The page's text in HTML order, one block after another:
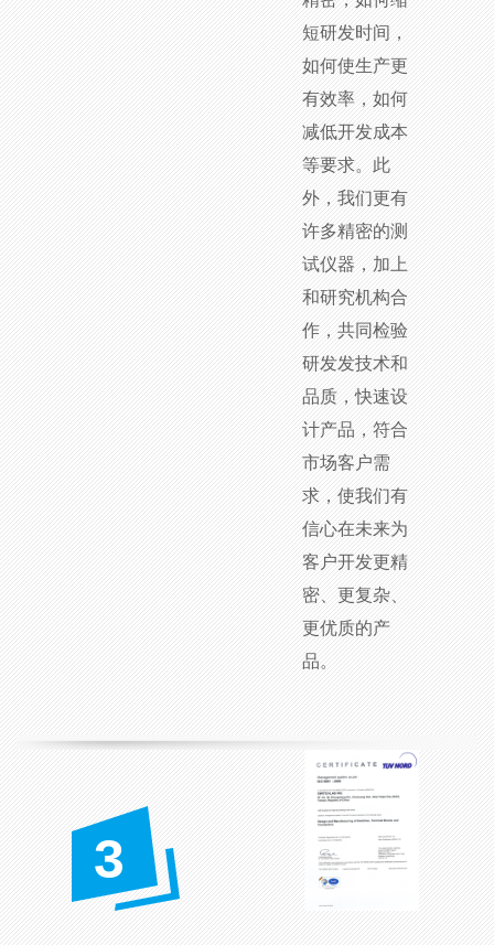
短研发时间，
如何使生产更
有效率，如何
减低开发成本
等要求。此
外，我们更有
许多精密的测
试仪器，加上
和研究机构合
作，共同检验
研发发技术和
品质，快速设
计产品，符合
市场客户需
求，使我们有
信心在未来为
客户开发更精
密、更复杂、
更优质的产
品。
3